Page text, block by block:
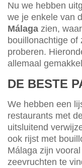
Nu we hebben
we je enkele van
Málaga zien,
bouillonachtige of
proberen.
allemaal
DE BESTE
We hebben een
restaurants met
uitsluitend
ook rijst met
Málaga zijn
zeevruchten te